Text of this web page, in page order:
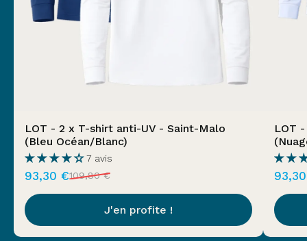
LOT - 2 x T-shirt anti-UV - Saint-Malo
(Bleu Océan/Blanc)
7 avis
93,30 €109,80 €
J'en profite !
LOT